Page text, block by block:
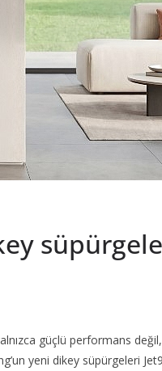
güçlü performans
yeni dikey süpürgeleri